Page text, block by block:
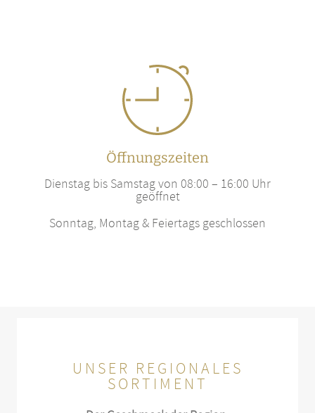
Öffnungszeiten
Dienstag bis Samstag von 08:00 – 16:00 Uhr
geöffnet
Sonntag, Montag & Feiertags geschlossen
UNSER REGIONALES
SORTIMENT